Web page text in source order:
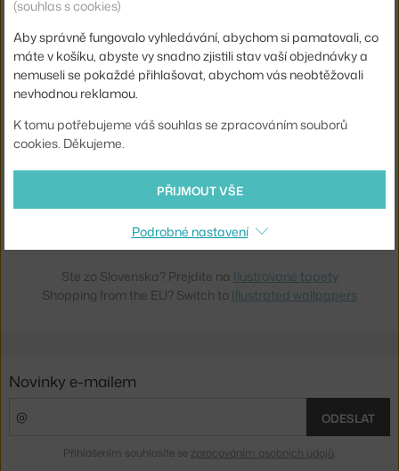
3 - 5 týdnů,2 766 Kč
TAPETA PARK
Ste zo Slovenska? Prejdite na Ilustrované tapety
Shopping from the EU? Switch to Illustrated wallpapers
(souhlas s cookies)
Aby správně fungovalo vyhledávání, abychom si pamatovali, co
máte v košíku, abyste vy snadno zjistili stav vaší objednávky a
nemuseli se pokaždé přihlašovat, abychom vás neobtěžovali
nevhodnou reklamou.
K tomu potřebujeme váš souhlas se zpracováním souborů
cookies. Děkujeme.
PŘIJMOUT VŠE
Podrobné nastavení
Novinky e-mailem
ODESLAT
Přihlášením souhlasíte se zpracováním osobních údajů